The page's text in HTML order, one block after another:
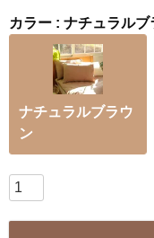
カラー ナチュラルブ
ナチュラルブラウ
ン